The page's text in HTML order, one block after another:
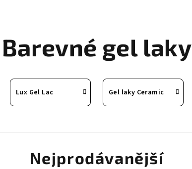
Barevné gel laky
Lux Gel Lac Gel laky Ceramic
Nejprodávanější